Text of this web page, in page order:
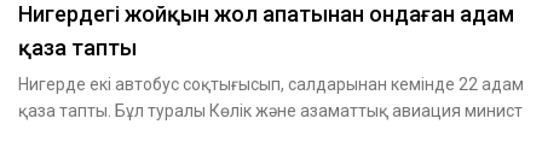
Нигердегі жойқын жол апатынан ондаған адам
қаза тапты
Нигерде екі автобус соқтығысып, салдарынан кемінде 22 адам
қаза тапты. Бұл туралы Көлік және азаматтық авиация минист